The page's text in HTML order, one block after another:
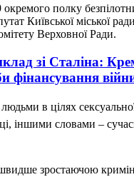
полку
Київської міської
Верховної Ради.
зі Сталіна:
фінансування
в цілях
іншими словами –
зростаючою